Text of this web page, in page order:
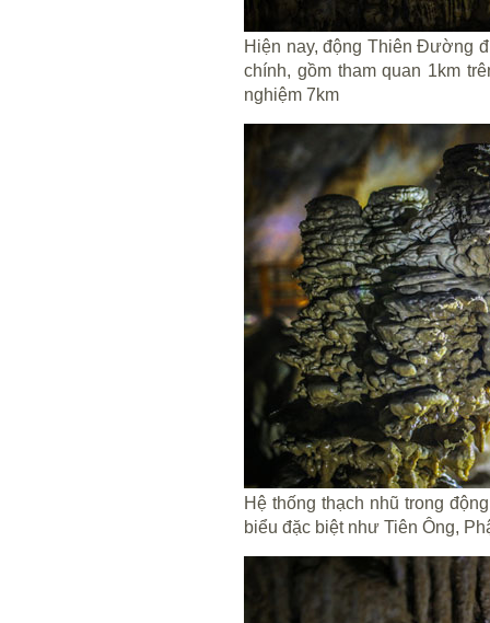
Hiện nay, động Thiên Đường
chính, gồm tham quan 1km
nghiệm 7km
Hệ thống thạch nhũ trong
biểu đặc biệt như Tiên Ông,